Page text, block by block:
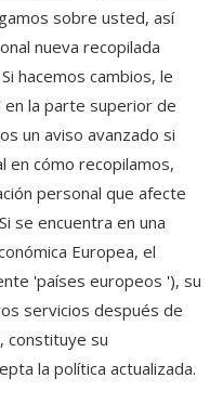
sobre usted, así
nueva recopilada
hacemos cambios, le
la parte superior de
un aviso avanzado si
en cómo recopilamos,
personal que afecte
se encuentra en una
Europea, el
'países europeos '), su
servicios después de
constituye su
la política actualizada.